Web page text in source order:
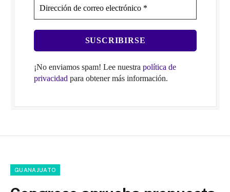
¡No enviamos spam! Lee nuestra política de
privacidadpara obtener más información.
GUANAJUATO